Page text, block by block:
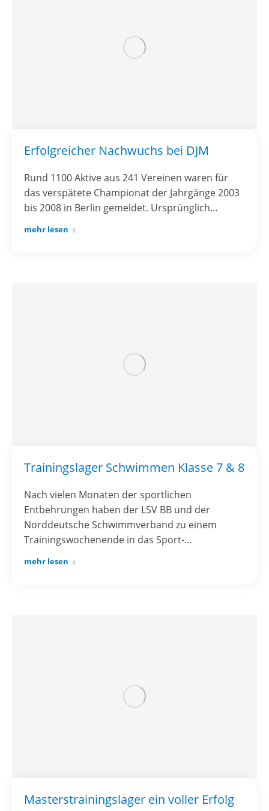
Erfolgreicher Nachwuchs bei DJM
Rund 1100 Aktive aus 241 Vereinen waren für
das verspätete Championat der Jahrgänge 2003
bis 2008 in Berlin gemeldet. Ursprünglich…
mehr lesen
Trainingslager Schwimmen Klasse 7 & 8
Nach vielen Monaten der sportlichen
Entbehrungen haben der LSV BB und der
Norddeutsche Schwimmverband zu einem
Trainingswochenende in das Sport-…
mehr lesen
Masterstrainingslager ein voller Erfolg